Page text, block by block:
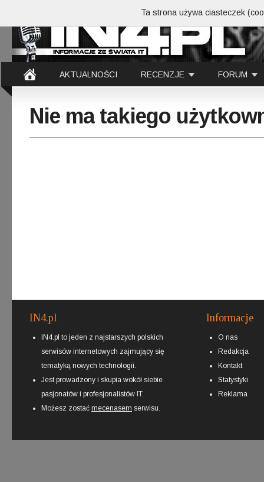
AKTUALNOŚCI RECENZJE FORUM
Nie ma takiego
IN4.pl
IN4.pl to jeden z najstarszych polskich
serwisów internetowych zajmujący się
tematyką nowych technologii.
Jest prowadzony i skupia wokół siebie
pasjonatów i profesjonalistów IT.
Możesz zostać mecenasem serwisu.
Informacje
O nas
Redakcja
Kontakt
Statystyki
Reklama
Ta strona używa ciasteczek